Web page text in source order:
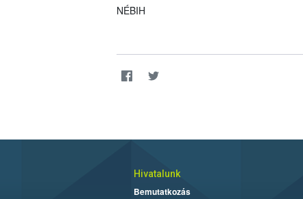
NÉBIH
Hivatalunk
Bemutatkozás